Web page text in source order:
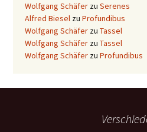
Wolfgang Schäfer zu Serenes
Alfred Biesel zu Profundibus
Wolfgang Schäfer zu Tassel
Wolfgang Schäfer zu Tassel
Wolfgang Schäfer zu Profundibus